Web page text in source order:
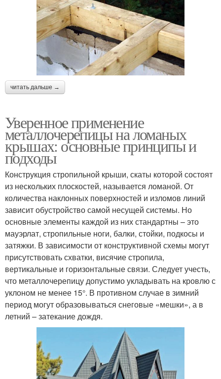
читать дальше →
Уверенное применение
металлочерепицы на ломаных
крышах: основные принципы и
подходы
Конструкция стропильной крыши, скаты которой состоят
из нескольких плоскостей, называется ломаной. От
количества наклонных поверхностей и изломов линий
зависит обустройство самой несущей системы. Но
основные элементы каждой из них стандартны – это
мауэрлат, стропильные ноги, балки, стойки, подкосы и
затяжки. В зависимости от конструктивной схемы могут
присутствовать схватки, висячие стропила,
вертикальные и горизонтальные связи. Следует учесть,
что металлочерепицу допустимо укладывать на кровлю с
уклоном не менее 15°. В противном случае в зимний
период могут образовываться снеговые «мешки», а в
летний – затекание дождя.